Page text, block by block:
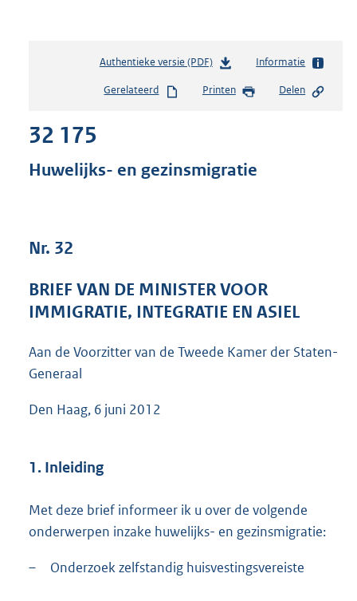
Authentieke versie (PDF)b
s
s
e
2
Informatie
Gerelateerd Printen Delen
32 175
Huwelijks- en gezinsmigratie
Nr. 32
BRIEF VAN DE MINISTER VOOR
IMMIGRATIE, INTEGRATIE EN ASIEL
Aan de Voorzitter van de Tweede Kamer der Staten-
Generaal
Den Haag, 6 juni 2012
1. Inleiding
Met deze brief informeer ik u over de volgende
onderwerpen inzake huwelijks- en gezinsmigratie:
– Onderzoek zelfstandig huisvestingsvereiste